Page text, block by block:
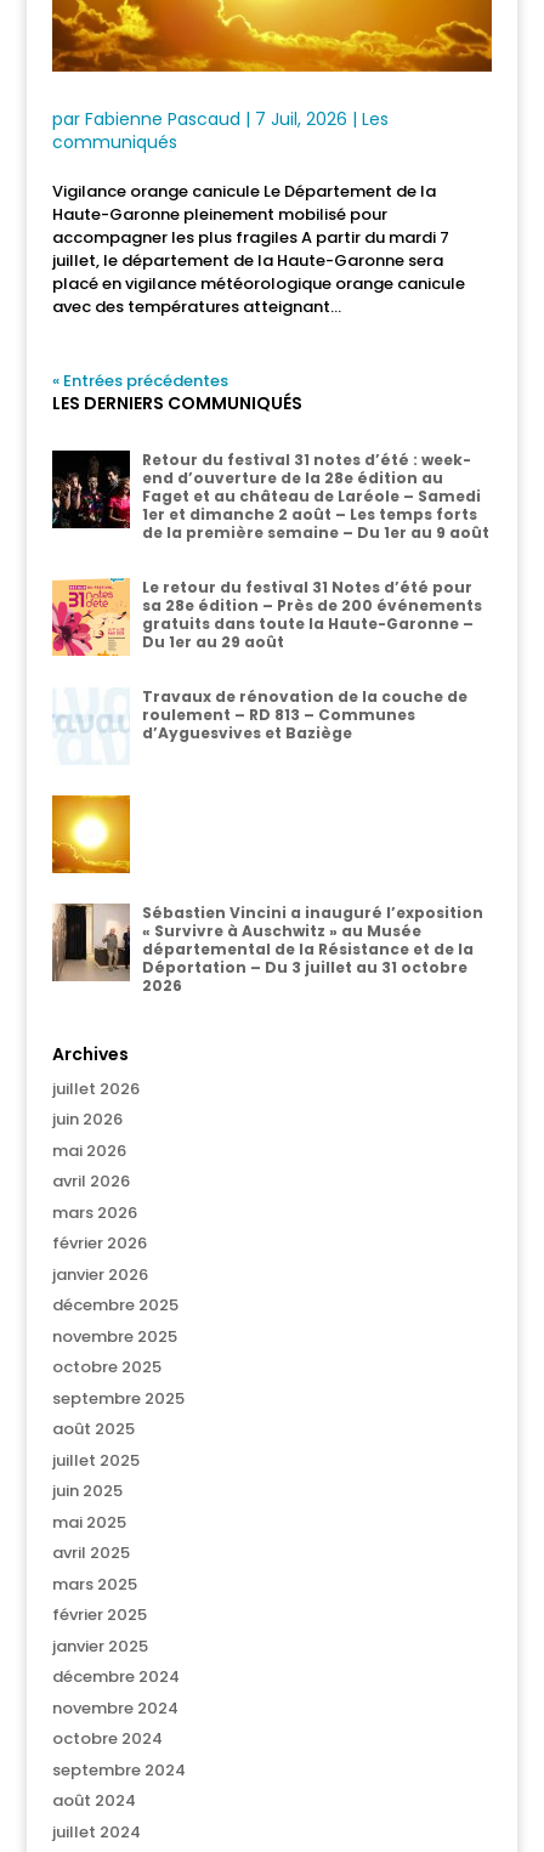
par Fabienne Pascaud | 7 Juil, 2026 | Les
communiqués
Vigilance orange canicule Le Département de la
Haute-Garonne pleinement mobilisé pour
accompagner les plus fragiles A partir du mardi 7
juillet, le département de la Haute-Garonne sera
placé en vigilance météorologique orange canicule
avec des températures atteignant...
« Entrées précédentes
LES DERNIERS COMMUNIQUÉS
Retour du festival 31 notes d’été : week-
end d’ouverture de la 28e édition au
Faget et au château de Laréole – Samedi
1er et dimanche 2 août – Les temps forts
de la première semaine – Du 1er au 9 août
Le retour du festival 31 Notes d’été pour
sa 28e édition – Près de 200 événements
gratuits dans toute la Haute-Garonne –
Du 1er au 29 août
Travaux de rénovation de la couche de
roulement – RD 813 – Communes
d’Ayguesvives et Baziège
Sébastien Vincini a inauguré l’exposition
« Survivre à Auschwitz » au Musée
départemental de la Résistance et de la
Déportation – Du 3 juillet au 31 octobre
2026
Archives
juillet 2026
juin 2026
mai 2026
avril 2026
mars 2026
février 2026
janvier 2026
décembre 2025
novembre 2025
octobre 2025
septembre 2025
août 2025
juillet 2025
juin 2025
mai 2025
avril 2025
mars 2025
février 2025
janvier 2025
décembre 2024
novembre 2024
octobre 2024
septembre 2024
août 2024
juillet 2024